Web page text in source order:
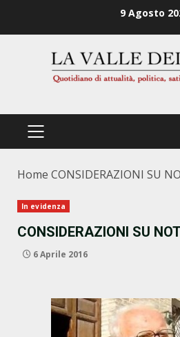
9 Agosto
PRIMÄRES
Home CONSIDERAZIONI SU
In evidenza
CONSIDERAZIONI SU
6 Aprile 2016